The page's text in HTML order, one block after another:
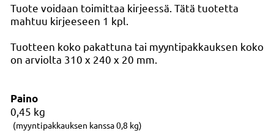
Tuote voidaan toimittaa kirjeessä. Tätä tuotetta
mahtuu kirjeeseen 1 kpl.
Tuotteen koko pakattuna tai myyntipakkauksen koko
on arviolta 310 x 240 x 20 mm.
Paino
0,45 kg
(myyntipakkauksen kanssa 0,8 kg)